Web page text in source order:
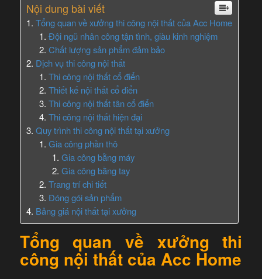
Nội dung bài viết
Tổng quan về xưởng thi công nội thất của Acc Home
Đội ngũ nhân công tận tình, giàu kinh nghiệm
Chất lượng sản phẩm đảm bảo
Dịch vụ thi công nội thất
Thi công nội thất cổ điển
Thiết kế nội thất cổ điển
Thi công nội thất tân cổ điển
Thi công nội thất hiện đại
Quy trình thi công nội thất tại xưởng
Gia công phần thô
Gia công bằng máy
Gia công bằng tay
Trang trí chi tiết
Đóng gói sản phẩm
Bảng giá nội thất tại xưởng
Tổng quan về xưởng thi
công nội thất của Acc Home